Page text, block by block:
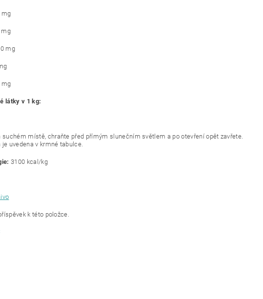
mg
mg
mg
mg
látky v 1 kg:
suchém místě, chraňte před přímým slunečním světlem a po otevření opět zavřete.
uvedena v krmné tabulce.
3100 kcal/kg
k této položce.